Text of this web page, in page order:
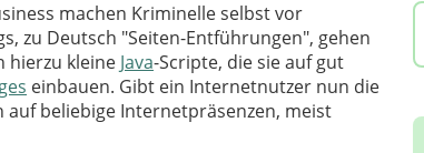
machen Kriminelle selbst vor
zu Deutsch "Seiten-Entführungen", gehen
hierzu kleine Java-Scripte, die sie auf gut
einbauen. Gibt ein Internetnutzer nun die
beliebige Internetpräsenzen, meist